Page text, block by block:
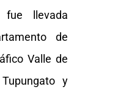
llevada
de
Valle de
y